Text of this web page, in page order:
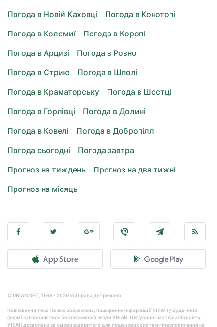
Погода в Новій Каховці
Погода в Конотопі
Погода в Коломиї
Погода в Коропі
Погода в Арцизі
Погода в Ровно
Погода в Стрию
Погода в Шполі
Погода в Краматорську
Погода в Шостці
Погода в Горлівці
Погода в Долині
Погода в Ковелі
Погода в Добропіллі
Погода сьогодні
Погода завтра
Прогноз на тиждень
Прогноз на два тижні
Прогноз на місяць
© UNIAN.NET, 1998 - 2026 Усі права дотримано.
Копіювання текстів або зображень, поширення інформації УНІАН у будь-якій
формі забороняється без письмової згоди УНІАН. Цитування матеріалів сайту
УНІАН дозволено за умови відкритого для пошукових систем гіперпосилання на